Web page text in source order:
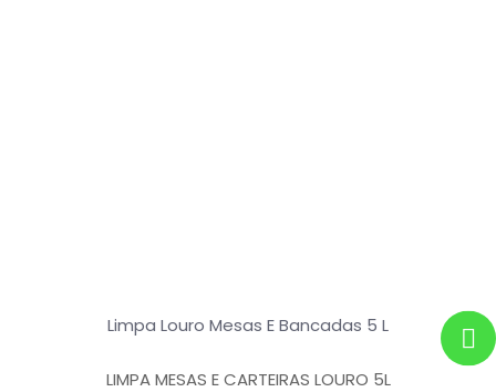
Limpa Louro Mesas E Bancadas 5 L
LIMPA MESAS E CARTEIRAS LOURO 5L